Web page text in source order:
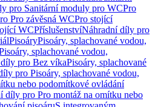
pro Sanitární moduly pro WCPro
Pro závěsná WCPro stojící
WCPříslušenstvíNáhradní díly pro
PisoáryPisoáry, splachované vodou,
splachované vodou,
pro Bez víkaPisoáry, splachované
pro Pisoáry, splachované vodou,
nebo podomítkové ovládání
díly pro Pro montáž na omítku nebo